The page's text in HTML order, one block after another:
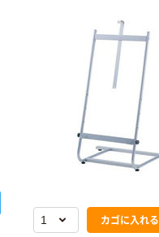
カゴに入れる